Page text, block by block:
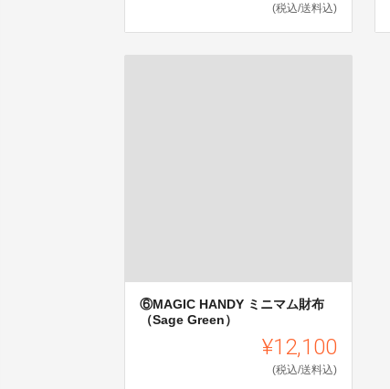
(税込/送料込)
⑥MAGIC HANDY ミニマム財布
（Sage Green）
¥12,100
(税込/送料込)